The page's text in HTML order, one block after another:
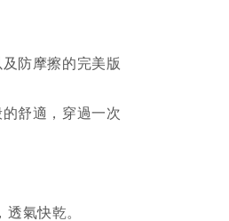
防摩擦的完美版
舒適，穿過一次
氣快乾。